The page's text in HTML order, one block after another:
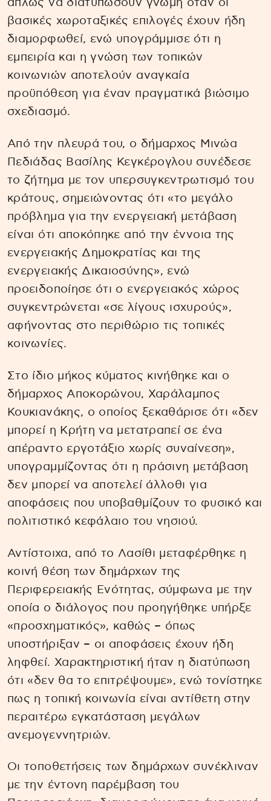
απλώς να διατυπώσουν γνώμη όταν οι
βασικές χωροταξικές επιλογές έχουν ήδη
διαμορφωθεί, ενώ υπογράμμισε ότι η
εμπειρία και η γνώση των τοπικών
κοινωνιών αποτελούν αναγκαία
προϋπόθεση για έναν πραγματικά βιώσιμο
σχεδιασμό.
Από την πλευρά του, ο δήμαρχος Μινώα
Πεδιάδας Βασίλης Κεγκέρογλου συνέδεσε
το ζήτημα με τον υπερσυγκεντρωτισμό του
κράτους, σημειώνοντας ότι «το μεγάλο
πρόβλημα για την ενεργειακή μετάβαση
είναι ότι αποκόπηκε από την έννοια της
ενεργειακής Δημοκρατίας και της
ενεργειακής Δικαιοσύνης», ενώ
προειδοποίησε ότι ο ενεργειακός χώρος
συγκεντρώνεται «σε λίγους ισχυρούς»,
αφήνοντας στο περιθώριο τις τοπικές
κοινωνίες.
Στο ίδιο μήκος κύματος κινήθηκε και ο
δήμαρχος Αποκορώνου, Χαράλαμπος
Κουκιανάκης, ο οποίος ξεκαθάρισε ότι «δεν
μπορεί η Κρήτη να μετατραπεί σε ένα
απέραντο εργοτάξιο χωρίς συναίνεση»,
υπογραμμίζοντας ότι η πράσινη μετάβαση
δεν μπορεί να αποτελεί άλλοθι για
αποφάσεις που υποβαθμίζουν το φυσικό και
πολιτιστικό κεφάλαιο του νησιού.
Αντίστοιχα, από το Λασίθι μεταφέρθηκε η
κοινή θέση των δημάρχων της
Περιφερειακής Ενότητας, σύμφωνα με την
οποία ο διάλογος που προηγήθηκε υπήρξε
«προσχηματικός», καθώς – όπως
υποστήριξαν – οι αποφάσεις έχουν ήδη
ληφθεί. Χαρακτηριστική ήταν η διατύπωση
ότι «δεν θα το επιτρέψουμε», ενώ τονίστηκε
πως η τοπική κοινωνία είναι αντίθετη στην
περαιτέρω εγκατάσταση μεγάλων
ανεμογεννητριών.
Οι τοποθετήσεις των δημάρχων συνέκλιναν
με την έντονη παρέμβαση του